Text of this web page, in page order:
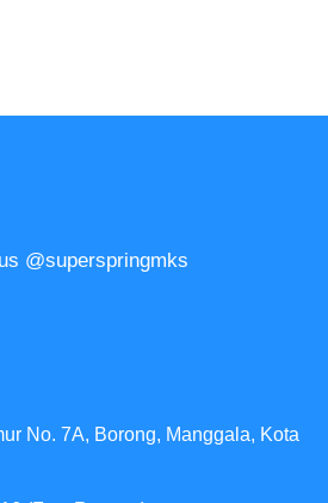
@superspringmks
No. 7A, Borong, Manggala, Kota